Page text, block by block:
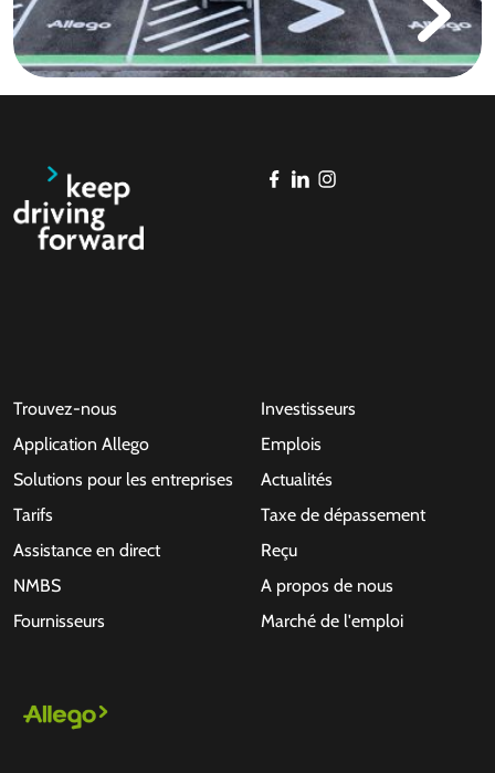
Trouvez-nous
Application Allego
Solutions pour les entreprises
Tarifs
Assistance en direct
NMBS
Fournisseurs
Investisseurs
Emplois
Actualités
Taxe de dépassement
Reçu
A propos de nous
Marché de l'emploi